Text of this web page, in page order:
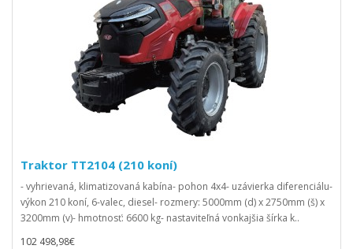
Traktor TT2104 (210 koní)
- vyhrievaná, klimatizovaná kabína- pohon 4x4- uzávierka diferenciálu-
výkon 210 koní, 6-valec, diesel- rozmery: 5000mm (d) x 2750mm (š) x
3200mm (v)- hmotnosť: 6600 kg- nastaviteľná vonkajšia šírka k..
102 498,98€